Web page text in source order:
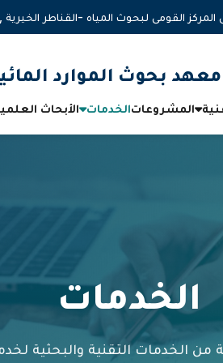
القومى لبحوث المياه -القناطر الخيرية , 13621
معهد بحوث الموارد
المشروعاتالخدمات الأبحاث
الخدمات
الخدمات التقنية والبحثية